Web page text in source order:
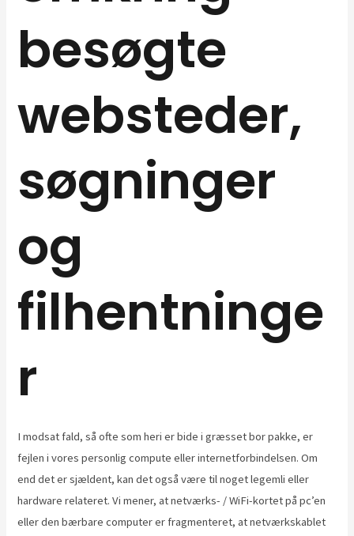
besøgte
websteder,
søgninger
og
filhentninge
r
I modsat fald, så ofte som heri er bide i græsset bor pakke, er
fejlen i vores personlig compute eller internetforbindelsen. Om
end det er sjældent, kan det også være til noget legemli eller
hardware relateret. Vi mener, at netværks- / WiFi-kortet på pc’en
eller den bærbare computer er fragmenteret, at netværkskablet